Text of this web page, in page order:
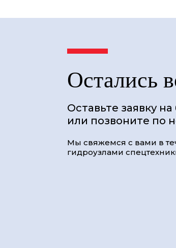
Остались
Оставьте заявку
или позвоните по
Мы свяжемся с вами в
гидроузлами